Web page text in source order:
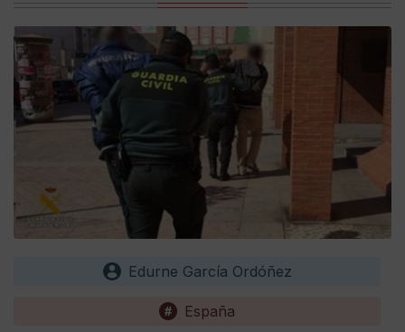
Edurne García Ordóñez
España